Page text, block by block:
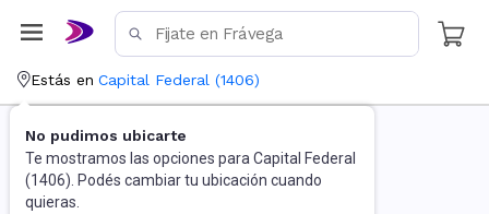
Estás en Capital Federal (1406)
No pudimos ubicarte
Te mostramos las opciones para Capital Federal
(1406). Podés cambiar tu ubicación cuando
quieras.